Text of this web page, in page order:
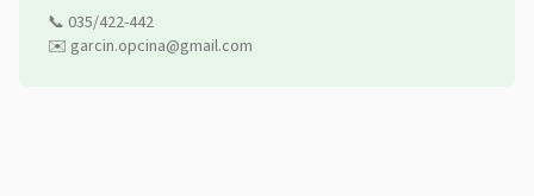
📞 035/422-442
✉️ garcin.opcina@gmail.com